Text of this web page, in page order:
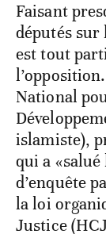
Faisant
députés sur
est tout
National
islamiste),
qui a
d’enquête
la loi
Justice